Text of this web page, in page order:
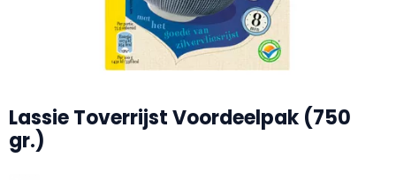
Lassie Toverrijst Voordeelpak (750
gr.)